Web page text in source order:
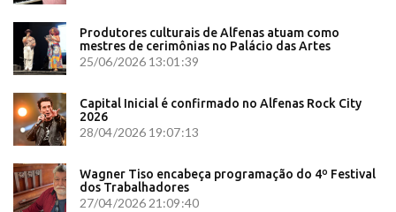
Produtores culturais de Alfenas atuam como
mestres de cerimônias no Palácio das Artes
25/06/2026 13:01:39
Capital Inicial é confirmado no Alfenas Rock City
2026
28/04/2026 19:07:13
Wagner Tiso encabeça programação do 4º Festival
dos Trabalhadores
27/04/2026 21:09:40